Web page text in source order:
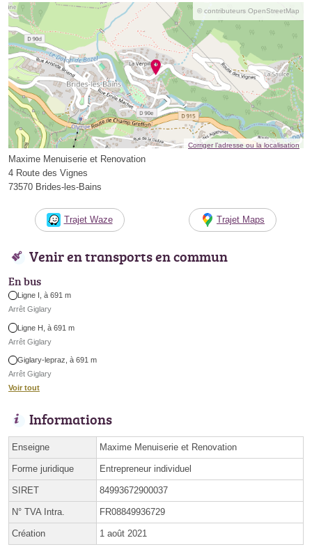
© contributeurs OpenStreetMap
Corriger l’adresse ou la localisation
Maxime Menuiserie et Renovation
4 Route des Vignes
73570 Brides-les-Bains
Trajet Waze Trajet Maps
Venir en transports en commun
En bus
Ligne I, à 691 m
Arrêt Giglary
Ligne H, à 691 m
Arrêt Giglary
Giglary-lepraz, à 691 m
Arrêt Giglary
Voir tout
Informations
Enseigne Maxime Menuiserie et Renovation
Forme juridique Entrepreneur individuel
SIRET 84993672900037
N° TVA Intra. FR08849936729
Création 1 août 2021